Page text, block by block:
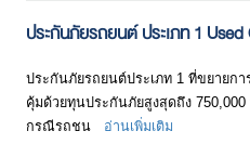
ประกันภัยรถยนต์ประเภทนี้จะชดใช้ค่
เป็นความเสียหายต่อชีวิต / ค่ารักษาพ
ประกันภัยและคู่กรณี ซึ่งดูแล้วจะคล้า
ค่าสินไหมทดแทนและก
ประกันภัยรถยนต์ ประเภท 1
ประกันภัยรถยนต์ประเภท 1 ที่ขยายก
คุ้มด้วยทุนประกันภัยสูงสุดถึง
กรณีรถชน
อ่านเพิ่มเติม